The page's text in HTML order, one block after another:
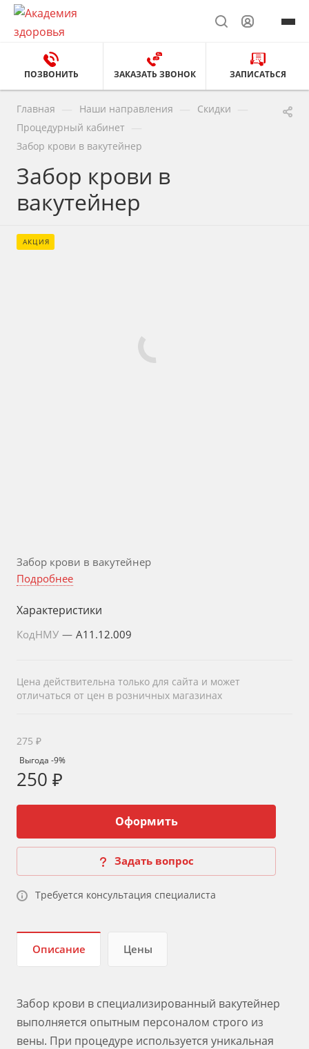
ПОЗВОНИТЬ ЗАКАЗАТЬ ЗВОНОК ЗАПИСАТЬСЯ
Главная Наши направления Скидки
Процедурный кабинет
Забор крови в вакутейнер
Забор крови в
вакутейнер
АКЦИЯ
Забор крови в вакутейнер
Подробнее
Характеристики
КодНМУ — A11.12.009
Цена действительна только для сайта и может
отличаться от цен в розничных магазинах
275 ₽
Выгода -9%
250 ₽
Оформить
Задать вопрос
Требуется консультация специалиста
Описание Цены
Забор крови в специализированный вакутейнер
выполняется опытным персоналом строго из
вены. При процедуре используется уникальная